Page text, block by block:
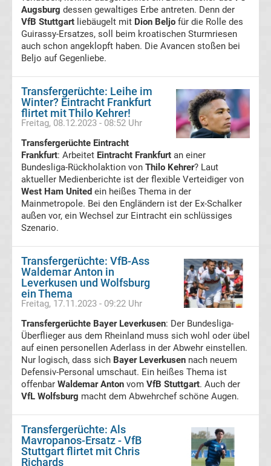
Programm
&
Telekom
Eishockey
live
im
TV
Tabellen
Ergebnisse
International:
Liga
Ergebnisse
Liga
Tabelle
Augsburg dessen gewaltiges Erbe antreten. Denn der
VfB Stuttgart liebäugelt mit Dion Beljo für die Rolle des
Guirassy-Ersatzes, soll beim kroatischen Sturmriesen
auch schon angeklopft haben. Die Avancen stoßen bei
Beljo auf Gegenliebe.
Transfergerüchte: Leihe im
Winter? Eintracht Frankfurt
flirtet mit Thilo Kehrer!
Freitag, 08.12.2023 - 08:52 Uhr
Transfergerüchte Eintracht
Frankfurt: Arbeitet Eintracht Frankfurt an einer
Bundesliga-Rückholaktion von Thilo Kehrer? Laut
aktueller Medienberichte ist der flexible Verteidiger von
West Ham United ein heißes Thema in der
Mainmetropole. Bei den Engländern ist der Ex-Schalker
außen vor, ein Wechsel zur Eintracht ein schlüssiges
Szenario.
Transfergerüchte: VfB-Ass
Waldemar Anton in
Leverkusen und Wolfsburg
ein Thema
Freitag, 17.11.2023 - 09:22 Uhr
Transfergerüchte Bayer Leverkusen: Der Bundesliga-
Überflieger aus dem Rheinland muss sich wohl oder übel
auf einen personellen Aderlass in der Abwehr einstellen.
Nur logisch, dass sich Bayer Leverkusen nach neuem
Defensiv-Personal umschaut. Ein heißes Thema ist
offenbar Waldemar Anton vom VfB Stuttgart. Auch der
VfL Wolfsburg macht dem Abwehrchef schöne Augen.
Transfergerüchte: Als
Mavropanos-Ersatz - VfB
Stuttgart flirtet mit Chris
Richards